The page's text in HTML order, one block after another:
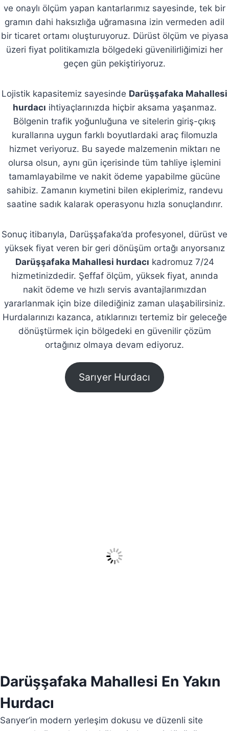
ve onaylı ölçüm yapan kantarlarımız sayesinde, tek bir
gramın dahi haksızlığa uğramasına izin vermeden adil
bir ticaret ortamı oluşturuyoruz. Dürüst ölçüm ve piyasa
üzeri fiyat politikamızla bölgedeki güvenilirliğimizi her
geçen gün pekiştiriyoruz.
Lojistik kapasitemiz sayesinde Darüşşafaka Mahallesi
hurdacı ihtiyaçlarınızda hiçbir aksama yaşanmaz.
Bölgenin trafik yoğunluğuna ve sitelerin giriş-çıkış
kurallarına uygun farklı boyutlardaki araç filomuzla
hizmet veriyoruz. Bu sayede malzemenin miktarı ne
olursa olsun, aynı gün içerisinde tüm tahliye işlemini
tamamlayabilme ve nakit ödeme yapabilme gücüne
sahibiz. Zamanın kıymetini bilen ekiplerimiz, randevu
saatine sadık kalarak operasyonu hızla sonuçlandırır.
Sonuç itibarıyla, Darüşşafaka’da profesyonel, dürüst ve
yüksek fiyat veren bir geri dönüşüm ortağı arıyorsanız
Darüşşafaka Mahallesi hurdacı kadromuz 7/24
hizmetinizdedir. Şeffaf ölçüm, yüksek fiyat, anında
nakit ödeme ve hızlı servis avantajlarımızdan
yararlanmak için bize dilediğiniz zaman ulaşabilirsiniz.
Hurdalarınızı kazanca, atıklarınızı tertemiz bir geleceğe
dönüştürmek için bölgedeki en güvenilir çözüm
ortağınız olmaya devam ediyoruz.
Sarıyer Hurdacı
Darüşşafaka Mahallesi En Yakın
Hurdacı
Sarıyer’in modern yerleşim dokusu ve düzenli site